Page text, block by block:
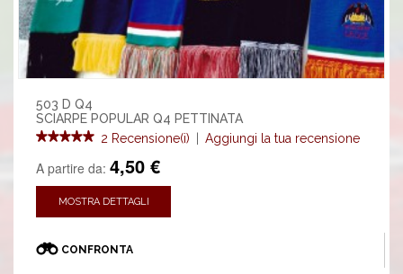
503 D Q4
SCIARPE POPULAR Q4 PETTINATA
2 Recensione(i) | Aggiungi la tua recensione
A partire da: 4,50 €
MOSTRA DETTAGLI
CONFRONTA